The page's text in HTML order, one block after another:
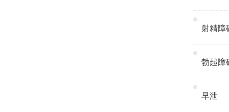
射精障
勃起障
早泄